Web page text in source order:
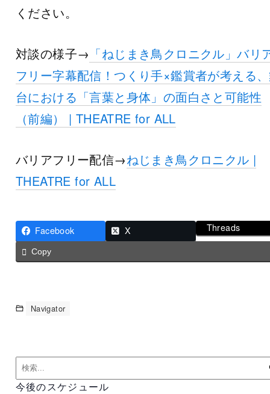
ください。
対談の様子→ 「ねじまき鳥クロニクル」バリ
フリー字幕配信！つくり手×鑑賞者が考える
台における「言葉と身体」の面白さと可能性
（前編） | THEATRE for ALL
バリアフリー配信→ねじまき鳥クロニクル |
THEATRE for ALL
Facebook X Threads
Copy
Navigator
今後のスケジュール